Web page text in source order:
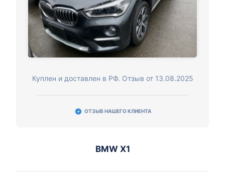
Куплен и доставлен в РФ. Отзыв от 13.08.2025
ОТЗЫВ НАШЕГО КЛИЕНТА
BMW X1